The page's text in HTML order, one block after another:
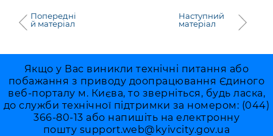
Попередні
й матеріал
Наступний
матеріал
Якщо у Вас виникли технічні питання або
побажання з приводу доопрацювання Єдиного
веб-порталу м. Києва, то зверніться, будь ласка,
до служби технічної підтримки за номером: (044)
366-80-13 або напишіть на електронну
пошту support.web@kyivcity.gov.ua